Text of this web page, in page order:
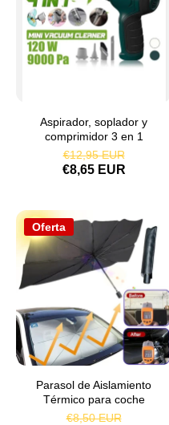
Aspirador, soplador y
comprimidor 3 en 1
€12,95 EUR
€8,65 EUR
Oferta
Parasol de Aislamiento
Térmico para coche
€8,50 EUR